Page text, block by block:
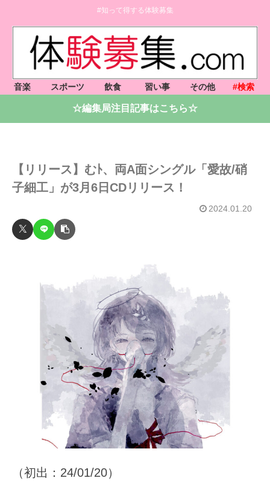
#知って得する体験募集
音楽 スポーツ 飲食 習い事 その他 #検索
☆編集局注目記事はこちら☆
【リリース】むﾄ、両A面シングル「愛故/硝
子細工」が3月6日CDリリース！
2024.01.20
（初出：24/01/20）